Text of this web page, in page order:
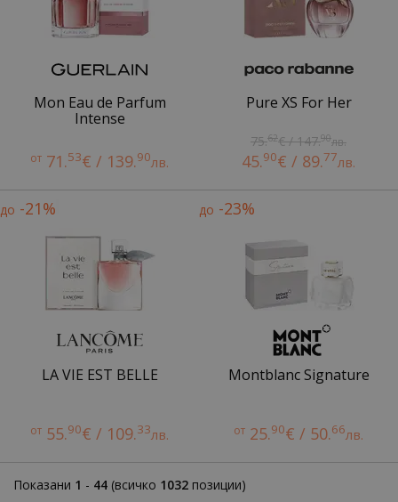
Mon Eau de Parfum
Intense
от 71.53€ / 139.90лв.
Pure XS For Her
75.62€ / 147.90лв.
45.90€ / 89.77лв.
до -21%
LA VIE EST BELLE
от 55.90€ / 109.33лв.
до -23%
Montblanc Signature
от 25.90€ / 50.66лв.
Показани 1 - 44 (всичко 1032 позиции)